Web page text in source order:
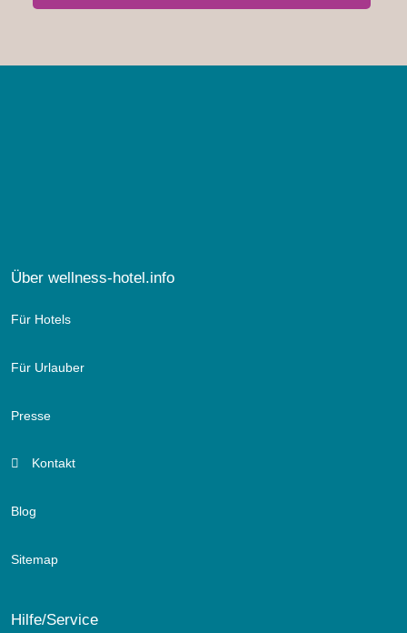
Über wellness-hotel.info
Für Hotels
Für Urlauber
Presse
Kontakt
Blog
Sitemap
Hilfe/Service